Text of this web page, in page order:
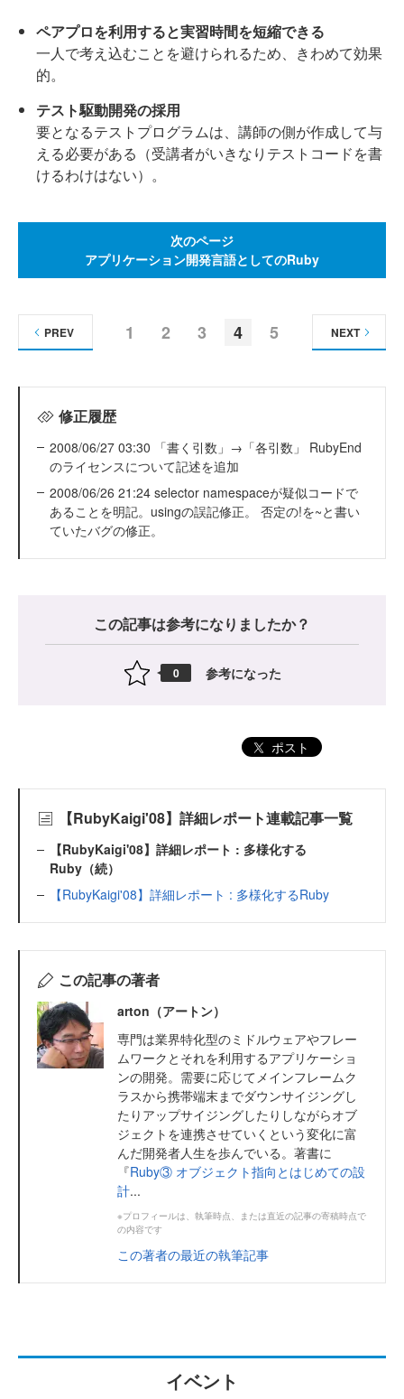
ペアプロを利用すると実習時間を短縮できる
一人で考え込むことを避けられるため、きわめて効果
的。
テスト駆動開発の採用
要となるテストプログラムは、講師の側が作成して与
える必要がある（受講者がいきなりテストコードを書
けるわけはない）。
次のページ
アプリケーション開発言語としてのRuby
1 2 3 4 5
PREV NEXT
修正履歴
2008/06/27 03:30 「書く引数」→「各引数」 RubyEnd
のライセンスについて記述を追加
2008/06/26 21:24 selector namespaceが疑似コードで
あることを明記。usingの誤記修正。 否定の!を~と書い
ていたバグの修正。
この記事は参考になりましたか？
0 参考になった
ポスト
【RubyKaigi'08】詳細レポート連載記事一覧
【RubyKaigi'08】詳細レポート : 多様化する
Ruby（続）
【RubyKaigi'08】詳細レポート : 多様化するRuby
この記事の著者
arton（アートン）
専門は業界特化型のミドルウェアやフレー
ムワークとそれを利用するアプリケーショ
ンの開発。需要に応じてメインフレームク
ラスから携帯端末までダウンサイジングし
たりアップサイジングしたりしながらオブ
ジェクトを連携させていくという変化に富
んだ開発者人生を歩んでいる。著書に
『Ruby③ オブジェクト指向とはじめての設
計...
※プロフィールは、執筆時点、または直近の記事の寄稿時点で
の内容です
この著者の最近の執筆記事
イベント